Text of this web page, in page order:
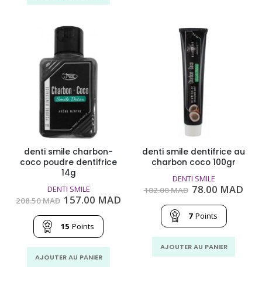
denti smile charbon-
coco poudre dentifrice
14g
DENTI SMILE
208.50MAD Le
initial
était :
208.50
MAD.
157.00 MAD
157.00
15 Points
AJOUTER AU PANIER
denti smile dentifrice au
charbon coco 100gr
DENTI SMILE
102.00MAD Le
initial
était :
102.00
MAD.
78.00 MAD
7 Points
AJOUTER AU PANIER